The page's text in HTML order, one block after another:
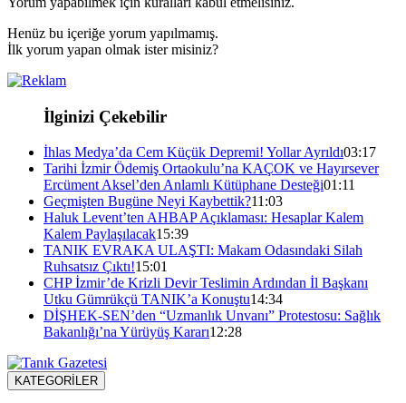
Henüz bu içeriğe yorum yapılmamış.
İlk yorum yapan olmak ister misiniz?
İlginizi Çekebilir
İhlas Medya’da Cem Küçük Depremi! Yollar Ayrıldı03:17
Tarihi İzmir Ödemiş Ortaokulu’na KAÇOK ve Hayırsever
Ercüment Aksel’den Anlamlı Kütüphane Desteği01:11
Geçmişten Bugüne Neyi Kaybettik?11:03
Haluk Levent’ten AHBAP Açıklaması: Hesaplar Kalem
Kalem Paylaşılacak15:39
TANIK EVRAKA ULAŞTI: Makam Odasındaki Silah
Ruhsatsız Çıktı!15:01
CHP İzmir’de Krizli Devir Teslimin Ardından İl Başkanı
Utku Gümrükçü TANIK’a Konuştu14:34
DİŞHEK-SEN’den “Uzmanlık Unvanı” Protestosu: Sağlık
Bakanlığı’na Yürüyüş Kararı12:28
KATEGORİLER